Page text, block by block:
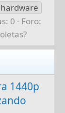
hardware
0
Foro:
1440p